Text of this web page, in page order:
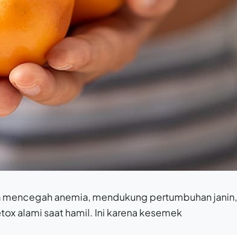
anemia, mendukung pertumbuhan janin,
alami saat hamil. Ini karena kesemek